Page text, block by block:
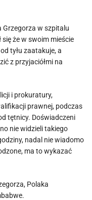
Grzegorza w szpitalu
się że w swoim mieście
tyłu zaatakuje, a
z przyjaciółmi na
i prokuratury,
prawnej, podczas
tętnicy. Doświadczeni
nie widzieli takiego
nadal nie wiadomo
ma to wykazać
Polaka